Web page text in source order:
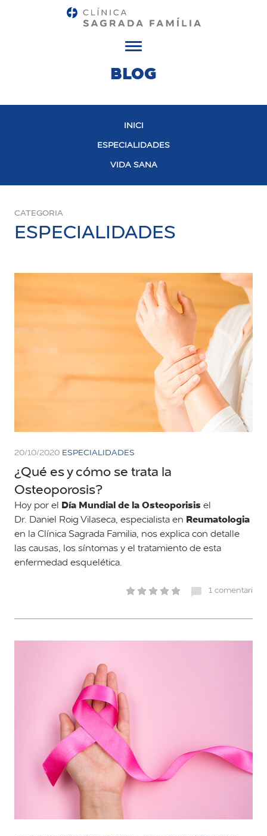
BLOG
INICI
ESPECIALIDADES
VIDA SANA
CATEGORIA
ESPECIALIDADES
20/10/2020 ESPECIALIDADES
¿Qué es y cómo se trata la
Osteoporosis?
Hoy por el Día Mundial de la Osteoporisis el
Dr. Daniel Roig Vilaseca, especialista en Reumatologia
en la Clínica Sagrada Familia, nos explica con detalle
las causas, los síntomas y el tratamiento de esta
enfermedad esquelética.
1 comentari